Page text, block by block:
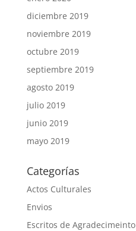
diciembre 2019
noviembre 2019
octubre 2019
septiembre 2019
agosto 2019
julio 2019
junio 2019
mayo 2019
Categorías
Actos Culturales
Envios
Escritos de Agradecimeinto